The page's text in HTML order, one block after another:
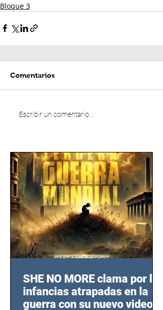
Bloque 3
Comentarios
Escribir un comentario...
SHE NO MORE clama por las
infancias atrapadas en la
guerra con su nuevo video